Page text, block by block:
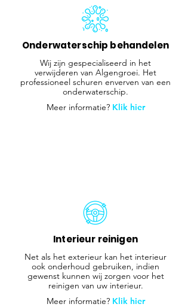
Onderwaterschip behandelen
Wij zijn gespecialiseerd in het
verwijderen van Algengroei. Het
professioneel schuren enverven van een
onderwaterschip.
Meer informatie? Klik hier
Interieur reinigen
Net als het exterieur kan het interieur
ook onderhoud gebruiken, indien
gewenst kunnen wij zorgen voor het
reinigen van uw interieur.
Meer informatie? Klik hier